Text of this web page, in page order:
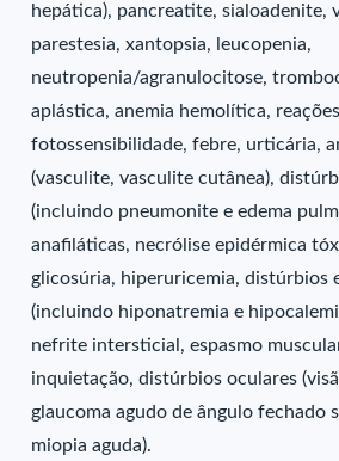
hepática), pancreatite, sialoadenite,
parestesia, xantopsia, leucopenia,
neutropenia/agranulocitose,
aplástica, anemia hemolítica,
fotossensibilidade, febre, urticária,
(vasculite, vasculite cutânea),
(incluindo pneumonite e edema
anafiláticas, necrólise epidérmica
glicosúria, hiperuricemia, distúrbios
(incluindo hiponatremia e
nefrite intersticial, espasmo
inquietação, distúrbios oculares
glaucoma agudo de ângulo fechado
miopia aguda).